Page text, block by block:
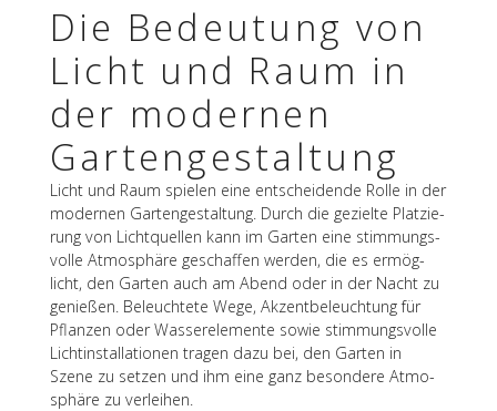
Die Bedeu­tung von
Licht und Raum in
der moder­nen
Gartengestaltung
Licht und Raum spie­len eine entschei­dende Rolle in der
moder­nen Garten­ge­stal­tung. Durch die gezielte Plat­zie­
rung von Licht­quel­len kann im Garten eine stim­mungs­
volle Atmo­sphäre geschaf­fen werden, die es ermög­
licht, den Garten auch am Abend oder in der Nacht zu
genie­ßen. Beleuch­tete Wege, Akzent­be­leuch­tung für
Pflan­zen oder Wasser­ele­mente sowie stim­mungs­volle
Licht­in­stal­la­tio­nen tragen dazu bei, den Garten in
Szene zu setzen und ihm eine ganz beson­dere Atmo­
sphäre zu verleihen.